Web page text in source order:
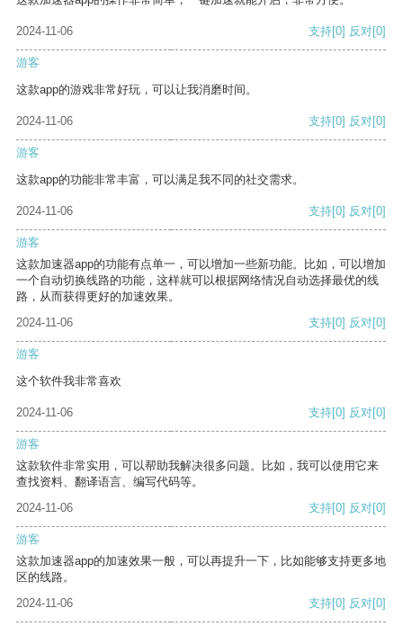
2024-11-06 支持[0] 反对[0]
游客
这款app的游戏非常好玩，可以让我消磨时间。
2024-11-06 支持[0] 反对[0]
游客
这款app的功能非常丰富，可以满足我不同的社交需求。
2024-11-06 支持[0] 反对[0]
游客
这款加速器app的功能有点单一，可以增加一些新功能。比如，可以增加
一个自动切换线路的功能，这样就可以根据网络情况自动选择最优的线
路，从而获得更好的加速效果。
2024-11-06
支持[0] 反对[0]
游客
这个软件我非常喜欢
2024-11-06 支持[0] 反对[0]
游客
这款软件非常实用，可以帮助我解决很多问题。比如，我可以使用它来
查找资料、翻译语言、编写代码等。
2024-11-06
支持[0] 反对[0]
游客
这款加速器app的加速效果一般，可以再提升一下，比如能够支持更多地
区的线路。
2024-11-06
支持[0] 反对[0]